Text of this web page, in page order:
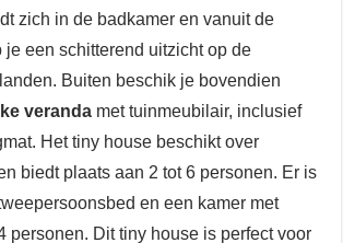
zich in de badkamer en vanuit de
je een schitterend uitzicht op de
Buiten beschik je bovendien
veranda met tuinmeubilair, inclusief
Het tiny house beschikt over
biedt plaats aan 2 tot 6 personen. Er is
en een kamer met
personen. Dit tiny house is perfect voor